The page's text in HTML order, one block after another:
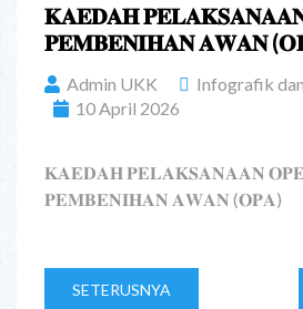
𝐊𝐀𝐄𝐃𝐀𝐇
𝐏𝐄𝐌𝐁𝐄𝐍𝐈𝐇𝐀𝐍 𝐀𝐖𝐀𝐍
Admin UKK
Infografik
10 April 2026
𝐊𝐀𝐄𝐃𝐀𝐇 𝐏𝐄𝐋𝐀𝐊𝐒𝐀𝐍𝐀𝐀𝐍
𝐏𝐄𝐌𝐁𝐄𝐍𝐈𝐇𝐀𝐍 𝐀𝐖𝐀𝐍 (𝐎𝐏𝐀)
SETERUSNYA